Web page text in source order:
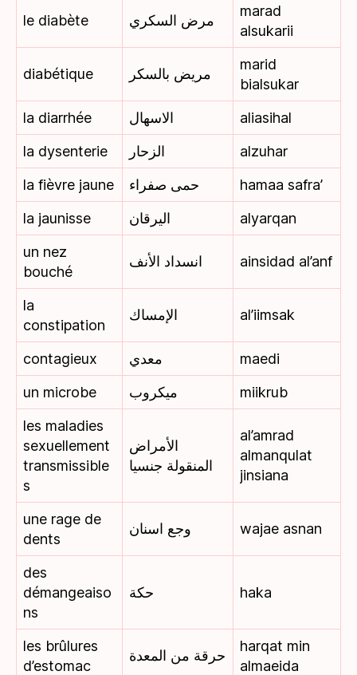
le diabète مرض السكري
marad
alsukarii
diabétique مريض بالسكر
marid
bialsukar
la diarrhée
الاسهال
aliasihal
la dysenterie
الزحار
alzuhar
la fièvre jaune
حمى صفراء
hamaa safra’
la jaunisse
اليرقان
alyarqan
un nez
bouché
انسداد الأنف ainsidad al’anf
la
constipation
الإمساك al’iimsak
contagieux معدي
maedi
un microbe
ميكروب
miikrub
les maladies
sexuellement
transmissible
s
الأمراض
المنقولة جنسيا
al’amrad
almanqulat
jinsiana
une rage de
dents
وجع اسنان wajae asnan
des
démangeaiso
ns
حكة haka
les brûlures
d’estomac
حرقة من المعدة
harqat min
almaeida